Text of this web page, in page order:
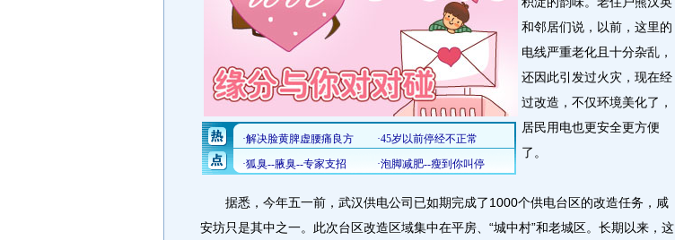
和邻居们说，以前，这里的
电线严重老化且十分杂乱，
还因此引发过火灾，现在经
过改造，不仅环境美化了，
居民用电也更安全更方便
了。
据悉，今年五一前，武汉供电公司已如期完成了1000个供电台区的改造任务，咸
安坊只是其中之一。此次台区改造区域集中在平房、“城中村”和老城区。长期以来，这